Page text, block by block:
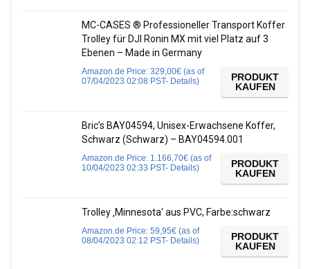
MC-CASES ® Professioneller Transport Koffer
Trolley für DJI Ronin MX mit viel Platz auf 3
Ebenen – Made in Germany
Amazon.de Price: 329,00€ (as of
07/04/2023 02:08 PST- Details)
PRODUKT
KAUFEN
Bric’s BAY04594, Unisex-Erwachsene Koffer,
Schwarz (Schwarz) – BAY04594.001
Amazon.de Price: 1.166,70€ (as of
10/04/2023 02:33 PST- Details)
PRODUKT
KAUFEN
Trolley ‚Minnesota‘ aus PVC, Farbe:schwarz
Amazon.de Price: 59,95€ (as of
08/04/2023 02:12 PST- Details)
PRODUKT
KAUFEN